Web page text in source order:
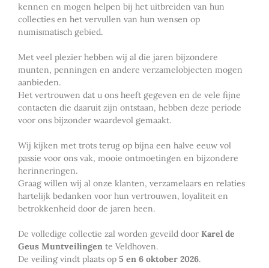
kennen en mogen helpen bij het uitbreiden van hun
collecties en het vervullen van hun wensen op
numismatisch gebied.
Met veel plezier hebben wij al die jaren bijzondere
munten, penningen en andere verzamelobjecten mogen
aanbieden.
Het vertrouwen dat u ons heeft gegeven en de vele fijne
contacten die daaruit zijn ontstaan, hebben deze periode
voor ons bijzonder waardevol gemaakt.
Wij kijken met trots terug op bijna een halve eeuw vol
passie voor ons vak, mooie ontmoetingen en bijzondere
herinneringen.
Graag willen wij al onze klanten, verzamelaars en relaties
hartelijk bedanken voor hun vertrouwen, loyaliteit en
betrokkenheid door de jaren heen.
De volledige collectie zal worden geveild door Karel de
Geus Muntveilingen te Veldhoven.
De veiling vindt plaats op 5 en 6 oktober 2026.